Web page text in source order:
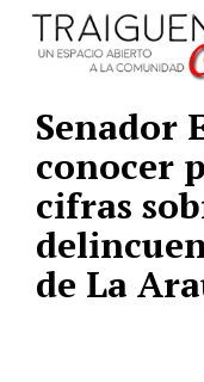
Senador
conocer
cifras
de La